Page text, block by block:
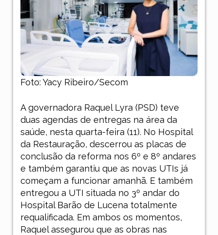
Foto: Yacy Ribeiro/Secom
A governadora Raquel Lyra (PSD) teve
duas agendas de entregas na área da
saúde, nesta quarta-feira (11). No Hospital
da Restauração, descerrou as placas de
conclusão da reforma nos 6º e 8º andares
e também garantiu que as novas UTIs já
começam a funcionar amanhã. E também
entregou a UTI situada no 3º andar do
Hospital Barão de Lucena totalmente
requalificada. Em ambos os momentos,
Raquel assegurou que as obras nas